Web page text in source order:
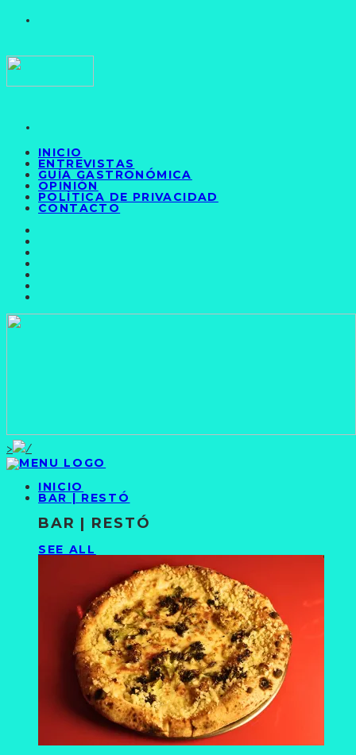
INICIO
ENTREVISTAS
GUÍA GASTRONÓMICA
OPINIÓN
POLÍTICA DE PRIVACIDAD
CONTACTO
>
INICIO
BAR | RESTÓ
BAR | RESTÓ
SEE ALL